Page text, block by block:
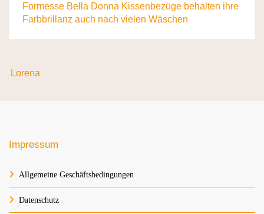
Formesse Bella Donna Kissenbezüge behalten ihre
Farbbrillanz auch nach vielen Wäschen
Lorena
Impressum
Allgemeine Geschäftsbedingungen
Datenschutz